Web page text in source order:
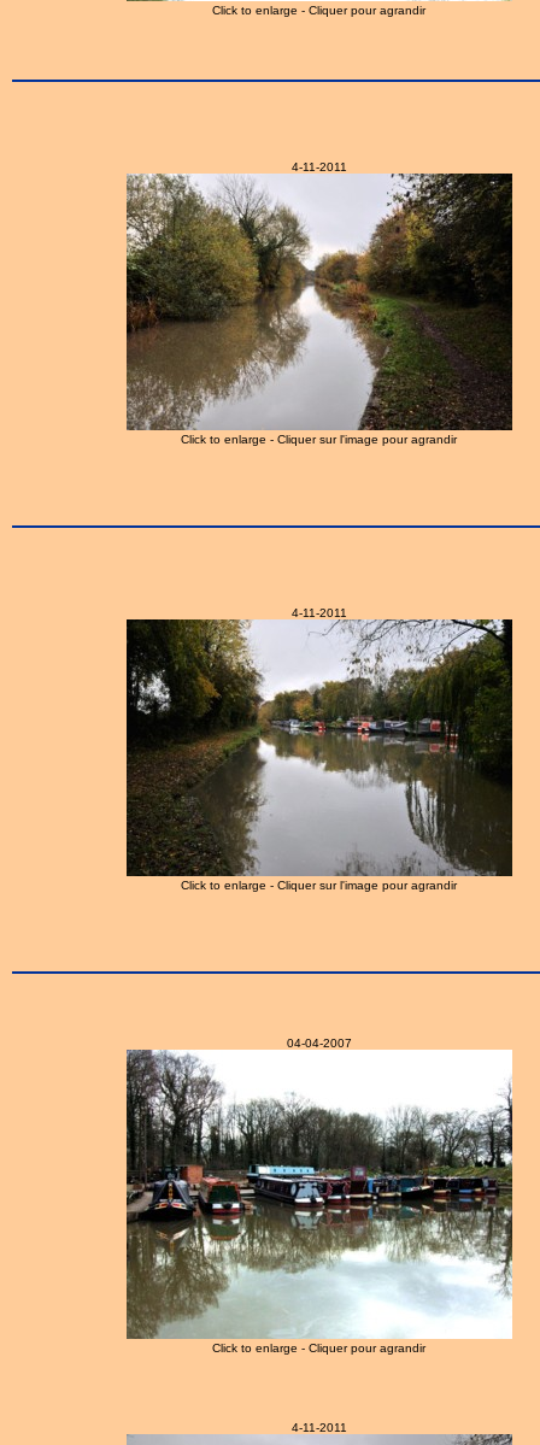
Click to enlarge - Cliquer pour agrandir
4-11-2011
Click to enlarge - Cliquer sur l'image pour agrandir
4-11-2011
Click to enlarge - Cliquer sur l'image pour agrandir
04-04-2007
Click to enlarge - Cliquer pour agrandir
4-11-2011